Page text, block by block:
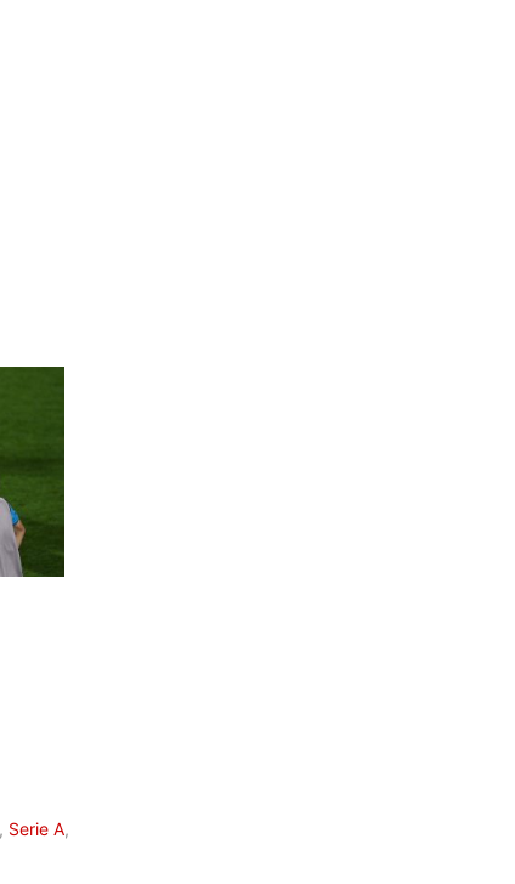
, Serie A,